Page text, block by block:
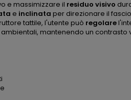
e massimizzare il residuo visivo
e inclinata per direzionare il
tattile, l'utente può regolare
mantenendo un contrasto